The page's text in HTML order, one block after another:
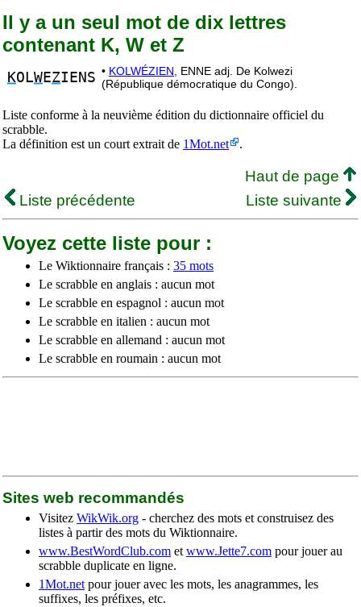
Il y a un seul mot de dix lettres
contenant K, W et Z
KOLWEZIENS • KOLWÉZIEN,
ENNE adj. De Kolwezi
(République démocratique du Congo).
Liste conforme à la neuvième édition du dictionnaire officiel du
scrabble.
La définition est un court extrait de 1Mot.net .
Haut de page
Liste précédente
Liste suivante
Voyez cette liste pour :
Le Wiktionnaire français : 35 mots
Le scrabble en anglais : aucun mot
Le scrabble en espagnol : aucun mot
Le scrabble en italien : aucun mot
Le scrabble en allemand : aucun mot
Le scrabble en roumain : aucun mot
Sites web recommandés
Visitez WikWik.org - cherchez des mots et construisez des
listes à partir des mots du Wiktionnaire.
www.BestWordClub.com et www.Jette7.com pour jouer au
scrabble duplicate en ligne.
1Mot.net pour jouer avec les mots, les anagrammes, les
suffixes, les préfixes, etc.